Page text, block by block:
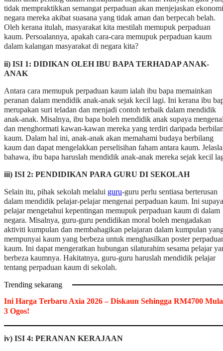
tidak mempraktikkan semangat perpaduan akan menjejaskan ekonomi
negara mereka akibat suasana yang tidak aman dan berpecah belah.
Oleh kerana itulah, masyarakat kita mestilah memupuk perpaduan
kaum. Persoalannya, apakah cara-cara memupuk perpaduan kaum
dalam kalangan masyarakat di negara kita?
ii) ISI 1: DIDIKAN OLEH IBU BAPA TERHADAP ANAK-
ANAK
Antara cara memupuk perpaduan kaum ialah ibu bapa memainkan
peranan dalam mendidik anak-anak sejak kecil lagi. Ini kerana ibu
merupakan suri teladan dan menjadi contoh terbaik dalam mendidik
anak-anak. Misalnya, ibu bapa boleh mendidik anak supaya
dan menghormati kawan-kawan mereka yang terdiri daripada
kaum. Dalam hal ini, anak-anak akan memahami budaya berbilang
kaum dan dapat mengelakkan perselisihan faham antara kaum.
bahawa, ibu bapa haruslah mendidik anak-anak mereka sejak kecil
iii) ISI 2: PENDIDIKAN PARA GURU DI SEKOLAH
Selain itu, pihak sekolah melalui guru-guru perlu sentiasa berterusan
dalam mendidik pelajar-pelajar mengenai perpaduan kaum. Ini supaya
pelajar mengetahui kepentingan memupuk perpaduan kaum di dalam
negara. Misalnya, guru-guru pendidikan moral boleh mengadakan
aktiviti kumpulan dan membahagikan pelajaran dalam kumpulan
mempunyai kaum yang berbeza untuk menghasilkan poster
kaum. Ini dapat mengeratkan hubungan silaturahim sesama pelajar
berbeza kaumnya. Hakitatnya, guru-guru haruslah mendidik pelajar
tentang perpaduan kaum di sekolah.
Trending sekarang
Ini Harga Terbaru Axia 2026 – Diskaun Sehingga RM4700
3 Ogos!
iv) ISI 4: PERANAN KERAJAAN